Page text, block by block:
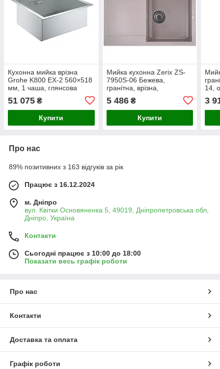
Кухонна мийка врізна
Grohe K800 EX-2 560×518
мм, 1 чаша, глянсова
нерж. сталь, прямокутна, з
отвором під змішувач
51 075 ₴
Купити
Мийка кухонна Zerix ZS-
7950S-06 Бежева,
гранітна, врізна,
790x500 мм, товщина 6
мм (ZX4581)
5 486₴
Купити
14,
мм,
3
Про нас
89% позитивних з 163 відгуків за рік
Працює з 16.12.2024
м. Дніпро
вул. Квітки Основяненка 5, 49019, Дніпропетровська обл,
Дніпро, Україна
Контакти
Сьогодні працює з 10:00 до 18:00
Показати весь графік роботи
Про нас
Контакти
Доставка та оплата
Графік роботи